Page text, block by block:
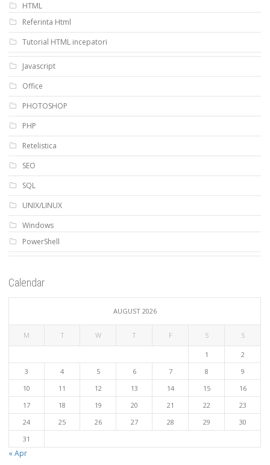
HTML
Referinta Html
Tutorial HTML incepatori
Javascript
Office
PHOTOSHOP
PHP
Retelistica
SEO
SQL
UNIX/LINUX
Windows
PowerShell
Calendar
AUGUST 2026
M T W T F S S
1
2
3
4 5 6 7 8
9
10
11 12 13 14 15
16
17
18 19 20 21 22
23
24
25 26 27 28 29
30
31
« Apr